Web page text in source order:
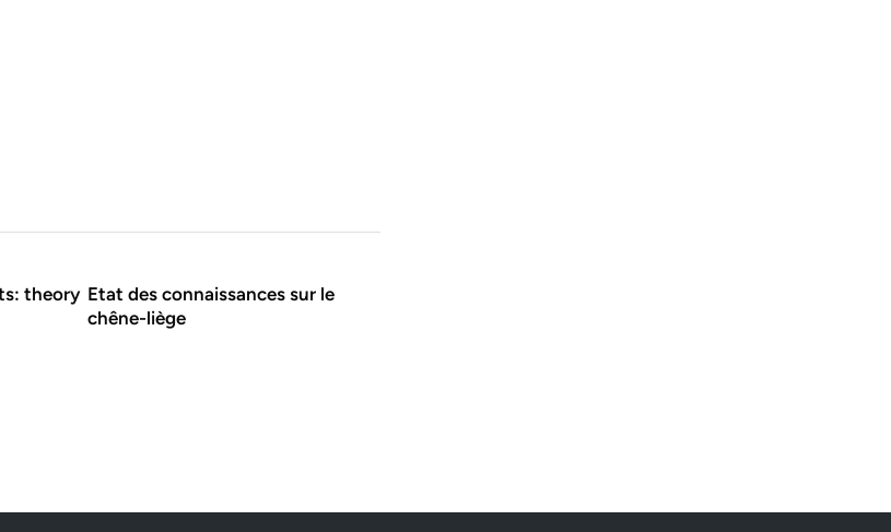
theory Etat des connaissances sur le
chêne-liège